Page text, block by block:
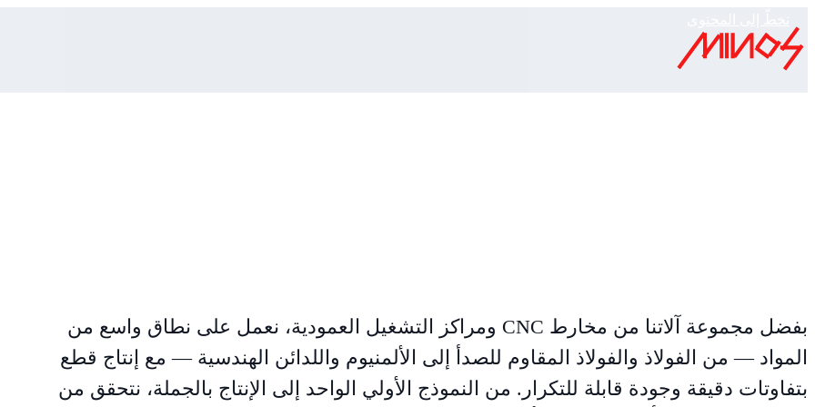
بفضل مجموعة آلاتنا من مخارط CNC ومراكز التشغيل العمودية، نعمل على نطاق واسع من
المواد — من الفولاذ والفولاذ المقاوم للصدأ إلى الألمنيوم واللدائن الهندسية — مع إنتاج قطع
بتفاوتات دقيقة وجودة قابلة للتكرار. من النموذج الأولي الواحد إلى الإنتاج بالجملة، نتحقق من